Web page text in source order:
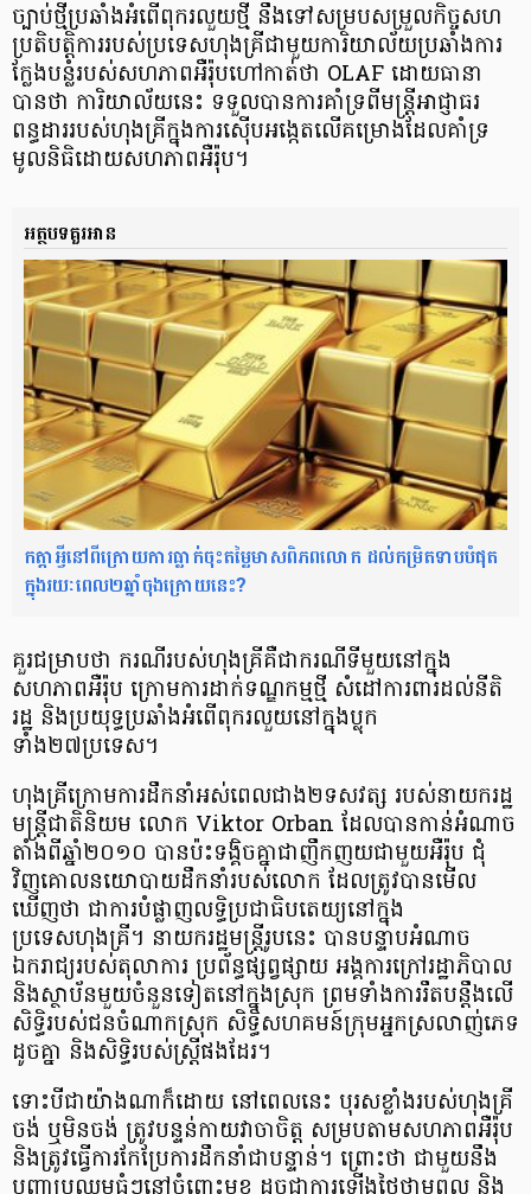
ច្បាប់ថ្មីប្រឆាំងអំពើពុករលួយថ្មី នឹងទៅសម្របសម្រួលកិច្ចសហ
ប្រតិបត្តិការរបស់ប្រទេសហុងគ្រីជាមួយការិយាល័យប្រឆាំងការ
ក្លែងបន្លំរបស់សហភាពអឺរ៉ុបហៅកាត់ថា OLAF ដោយធានា
បានថា ការិយាល័យនេះ ទទួលបានការគាំទ្រពីមន្ត្រីអាជ្ញាធរ
ពន្ធដាររបស់ហុងគ្រីក្នុងការស៊ើបអង្កេតលើគម្រោងដែលគាំទ្រ
មូលនិធិដោយសហភាពអឺរ៉ុប។
អត្ថបទគួរអាន
កត្តាអ្វីនៅពីក្រោយការធ្លាក់ចុះតម្លៃមាសពិភពលោក ដល់កម្រិតទាបបំផុត
ក្នុងរយៈពេល២ឆ្នាំចុងក្រោយនេះ?
គួរជម្រាបថា ករណីរបស់ហុងគ្រីគឺជាករណីទីមួយនៅក្នុង
សហភាពអឺរ៉ុប ក្រោមការដាក់ទណ្ឌកម្មថ្មី សំដៅការពារដល់នីតិ
រដ្ឋ និងប្រយុទ្ធប្រឆាំងអំពើពុករលួយនៅក្នុងប្លុក
ទាំង២៧ប្រទេស។
ហុងគ្រីក្រោមការដឹកនាំអស់ពេលជាង២ទសវត្ស របស់នាយករដ្ឋ
មន្ត្រីជាតិនិយម លោក Viktor Orban ដែលបានកាន់អំណាច
តាំងពីឆ្នាំ២០១០ បានប៉ះទង្គិចគ្នាជាញឹកញយជាមួយអឺរ៉ុប ជុំ
វិញគោលនយោបាយដឹកនាំរបស់លោក ដែលត្រូវបានមើល
ឃើញថា ជាការបំផ្លាញលទ្ធិប្រជាធិបតេយ្យនៅក្នុង
ប្រទេសហុងគ្រី។ នាយករដ្ឋមន្ត្រីរូបនេះ បានបន្ទាបអំណាច
ឯករាជ្យរបស់តុលាការ ប្រព័ន្ធផ្សព្វផ្សាយ អង្គការក្រៅរដ្ឋាភិបាល
និងស្ថាប័នមួយចំនួនទៀតនៅក្នុងស្រុក ព្រមទាំងការរឹតបន្តឹងលើ
សិទ្ធិរបស់ជនចំណាកស្រុក សិទ្ធិសហគមន៍ក្រុមអ្នកស្រលាញ់ភេទ
ដូចគ្នា និងសិទ្ធិរបស់ស្ត្រីផងដែរ។
ទោះបីជាយ៉ាងណាក៏ដោយ នៅពេលនេះ បុរសខ្លាំងរបស់ហុងគ្រី
ចង់ ឬមិនចង់ ត្រូវបន្ទន់កាយវាចាចិត្ត សម្របតាមសហភាពអឺរ៉ុប
និងត្រូវធ្វើការកែប្រែការដឹកនាំជាបន្ទាន់។ ព្រោះថា ជាមួយនឹង